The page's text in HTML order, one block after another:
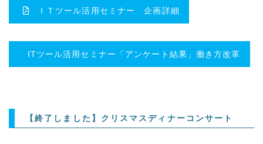
ＩＴツール活用セミナー 企画詳細
ITツール活用セミナー「アンケート結果」働き方改革
【終了しました】クリスマスディナーコンサート